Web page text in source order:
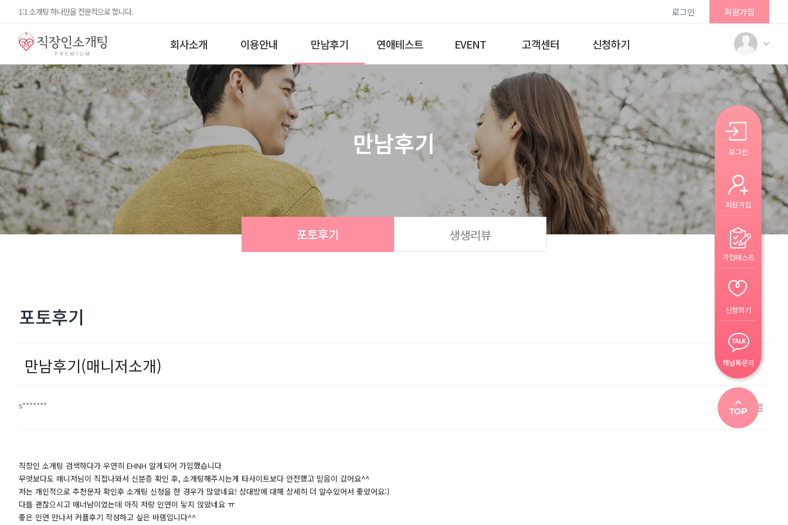
1:1 소개팅 하나만을 전문적으로 합니다. 로그인 회원가입
회사소개 이용안내 만남후기 연애테스트 EVENT 고객센터 신청하기
만남후기
포토후기 생생리뷰
포토후기
만남후기(매니저소개)
s*******
직장인 소개팅 검색하다가 우연히 EHNH 알게되어 가입했습니다
무엇보다도 매니저님이 직접나와서 신분증 확인 후, 소개팅해주시는게 타사이트보다 안전했고 믿음이 갔어요^^
저는 개인적으로 추천문자 확인후 소개팅 신청을 한 경우가 많았네요! 상대방에 대해 상세히 더 알수있어서 좋았어요:)
다들 괜찮으시고 매너남이였는데 아직 저랑 인연이 닿지 않았네요 ㅠ
좋은 인연 만나서 커플후기 작성하고 싶은 바램입니다^^
로그인
회원가입
가입테스트
신청하기
채널톡문의